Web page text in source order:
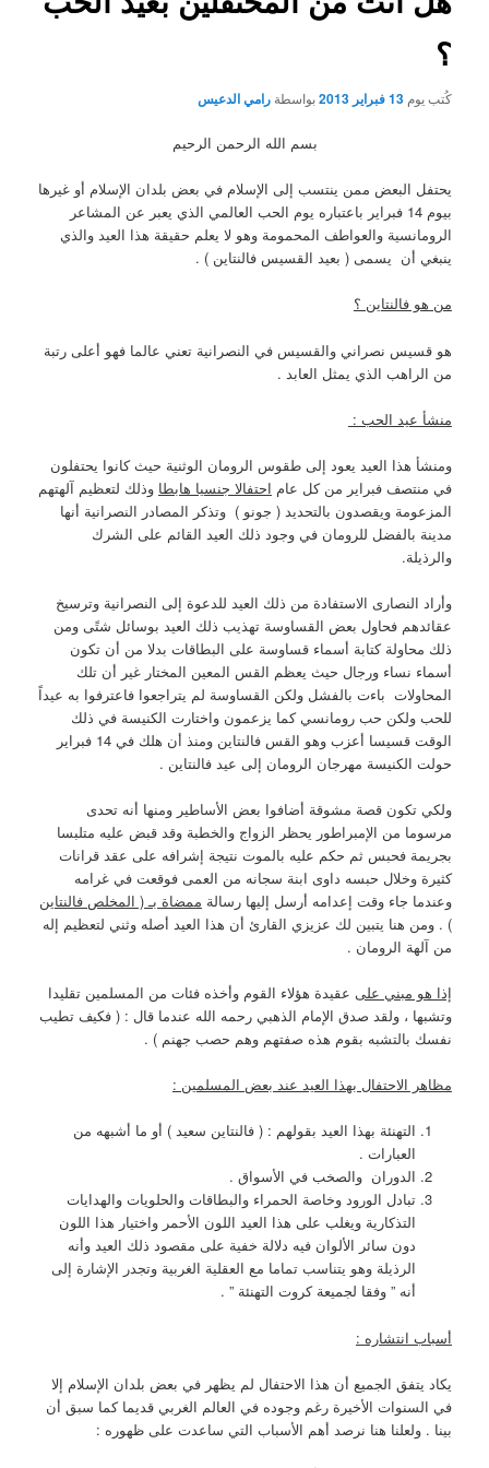
؟
كُتب يوم13 فبراير 2013 بواسطةرامي الدعيس
بسم الله الرحمن الرحيم
يحتفل البعض ممن ينتسب إلى الإسلام في بعض بلدان الإسلام أو غيرها
بيوم 14 فبراير باعتباره يوم الحب العالمي الذي يعبر عن المشاعر
الرومانسية والعواطف المحمومة وهو لا يعلم حقيقة هذا العيد والذي
ينبغي أن يسمى ( بعيد القسيس فالنتاين ) .
من هو فالنتاين ؟
هو قسيس نصراني والقسيس في النصرانية تعني عالما فهو أعلى رتبة
من الراهب الذي يمثل العابد .
منشأ عيد الحب :
ومنشأ هذا العيد يعود إلى طقوس الرومان الوثنية حيث كانوا يحتفلون
في منتصف فبراير من كل عام احتفالا جنسيا هابطا وذلك لتعظيم آلهتهم
المزعومة ويقصدون بالتحديد ( جونو ) وتذكر المصادر النصرانية أنها
مدينة بالفضل للرومان في وجود ذلك العيد القائم على الشرك
والرذيلة.
وأراد النصارى الاستفادة من ذلك العيد للدعوة إلى النصرانية وترسيخ
عقائدهم فحاول بعض القساوسة تهذيب ذلك العيد بوسائل شتًى ومن
ذلك محاولة كتابة أسماء قساوسة على البطاقات بدلا من أن تكون
أسماء نساء ورجال حيث يعظم القس المعين المختار غير أن تلك
المحاولات باءت بالفشل ولكن القساوسة لم يتراجعوا فاعترفوا به عيداً
للحب ولكن حب رومانسي كما يزعمون واختارت الكنيسة في ذلك
الوقت قسيسا أعزب وهو القس فالنتاين ومنذ أن هلك في 14 فبراير
حولت الكنيسة مهرجان الرومان إلى عيد فالنتاين .
ولكي تكون قصة مشوقة أضافوا بعض الأساطير ومنها أنه تحدى
مرسوما من الإمبراطور يحظر الزواج والخطبة وقد قبض عليه متلبسا
بجريمة فحبس ثم حكم عليه بالموت نتيجة إشرافه على عقد قرانات
كثيرة وخلال حبسه داوى ابنة سجانه من العمى فوقعت في غرامه
وعندما جاء وقت إعدامه أرسل إليها رسالة ممضاة بـ ( المخلص فالنتاين
) . ومن هنا يتبين لك عزيزي القارئ أن هذا العيد أصله وثني لتعظيم إله
من آلهة الرومان .
إذا هو مبني على عقيدة هؤلاء القوم وأخذه فئات من المسلمين تقليدا
وتشبها ، ولقد صدق الإمام الذهبي رحمه الله عندما قال : ( فكيف تطيب
نفسك بالتشبه بقوم هذه صفتهم وهم حصب جهنم ) .
مظاهر الاحتفال بهذا العيد عند بعض المسلمين :
التهنئة بهذا العيد بقولهم : ( فالنتاين سعيد ) أو ما أشبهه من
العبارات .
الدوران والصخب في الأسواق .
تبادل الورود وخاصة الحمراء والبطاقات والحلويات والهدايات
التذكارية ويغلب على هذا العيد اللون الأحمر واختيار هذا اللون
دون سائر الألوان فيه دلالة خفية على مقصود ذلك العيد وأنه
الرذيلة وهو يتناسب تماما مع العقلية الغربية وتجدر الإشارة إلى
أنه ” وفقا لجميعة كروت التهنئة ” .
أسباب انتشاره :
يكاد يتفق الجميع أن هذا الاحتفال لم يظهر في بعض بلدان الإسلام إلا
في السنوات الأخيرة رغم وجوده في العالم الغربي قديما كما سبق أن
بينا . ولعلنا هنا نرصد أهم الأسباب التي ساعدت على ظهوره :